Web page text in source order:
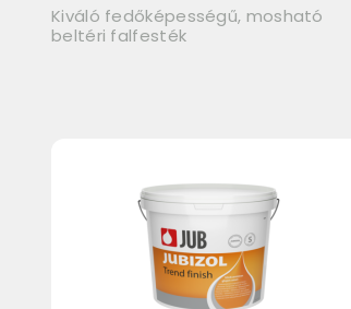
Kiváló fedőképességű, mosható
beltéri falfesték